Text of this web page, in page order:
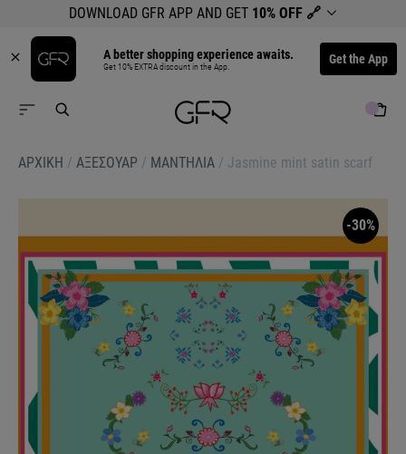
DOWNLOAD GFR APP AND GET 10% OFF 🔗
A better shopping experience awaits.
Get 10% EXTRA discount in the App. Get the App
ΑΡΧΙΚΉ / ΑΞΕΣΟΥΑΡ / ΜΑΝΤΗΛΙΑ / Jasmine mint satin scarf
-30%